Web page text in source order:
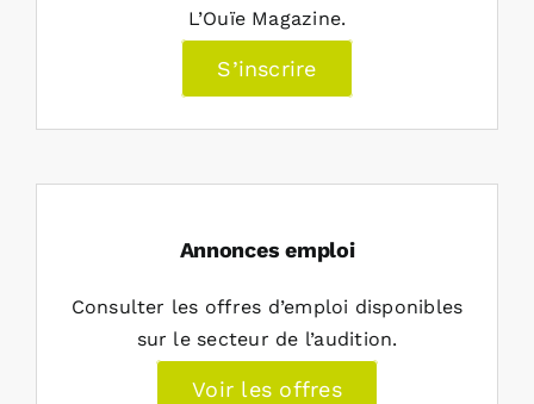
L’Ouïe Magazine.
S’inscrire
Annonces emploi
Consulter les offres d’emploi disponibles
sur le secteur de l’audition.
Voir les offres